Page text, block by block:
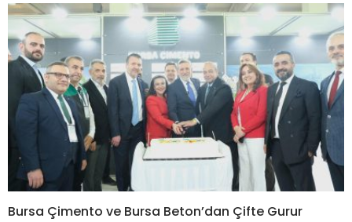
Bursa Çimento ve Bursa Beton’dan Çifte Gurur